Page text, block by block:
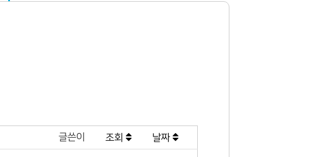
글쓴이 조회 날짜